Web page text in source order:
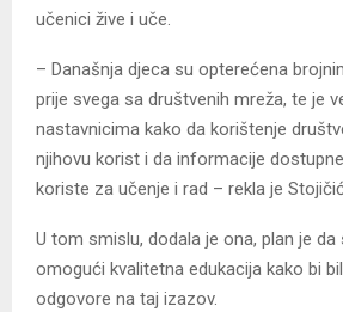
učenici žive i uče.
– Današnja djeca su opterećena
prije svega sa društvenih mreža, te je
nastavnicima kako da korištenje
njihovu korist i da informacije
koriste za učenje i rad – rekla je
U tom smislu, dodala je ona, plan je
omogući kvalitetna edukacija kako bi
odgovore na taj izazov.